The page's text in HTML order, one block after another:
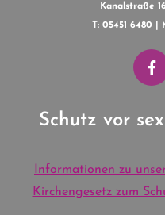
Kanalstraße
T: 05451 6480 |
Schutz vor
Informationen zu
Kirchengesetz zum